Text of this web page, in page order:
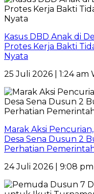
Kasus DBD Anak di
Protes Kerja Bakti
Nyata
25 Juli 2026 | 1:24 am
Marak Aksi
Desa Sena Dusun 2
Perhatian
24 Juli 2026 | 9:08